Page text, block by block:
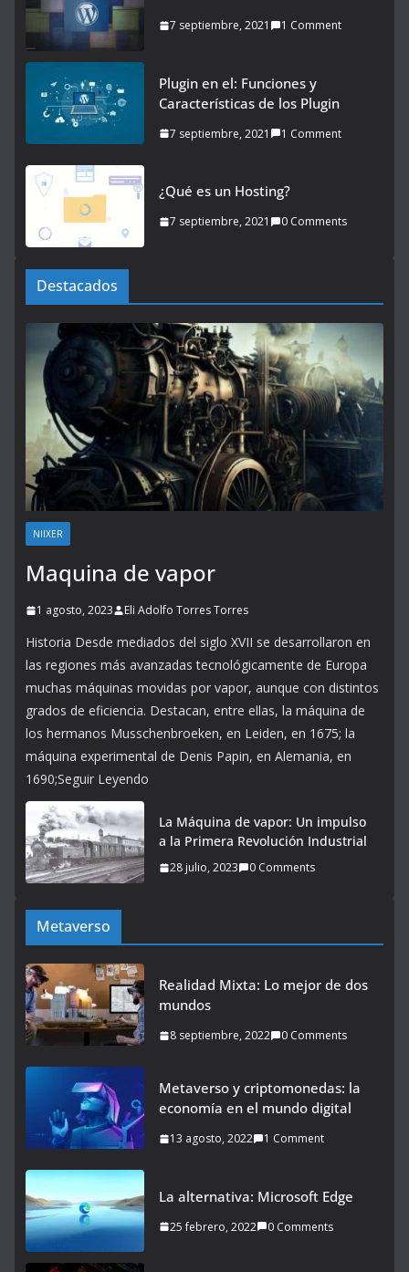
7 septiembre, 2021 1 Comment
Plugin en el: Funciones y
Características de los Plugin
7 septiembre, 2021 1 Comment
¿Qué es un Hosting?
7 septiembre, 2021 0 Comments
Destacados
NIIXER
Maquina de vapor
1 agosto, 2023 Eli Adolfo Torres Torres
Historia Desde mediados del siglo XVII se desarrollaron en
las regiones más avanzadas tecnológicamente de Europa
muchas máquinas movidas por vapor, aunque con distintos
grados de eficiencia. Destacan, entre ellas, la máquina de
los hermanos Musschenbroeken, en Leiden, en 1675; la
máquina experimental de Denis Papin, en Alemania, en
1690;Seguir Leyendo
La Máquina de vapor: Un impulso
a la Primera Revolución Industrial
28 julio, 2023 0 Comments
Metaverso
Realidad Mixta: Lo mejor de dos
mundos
8 septiembre, 2022 0 Comments
Metaverso y criptomonedas: la
economía en el mundo digital
13 agosto, 2022 1 Comment
La alternativa: Microsoft Edge
25 febrero, 2022 0 Comments